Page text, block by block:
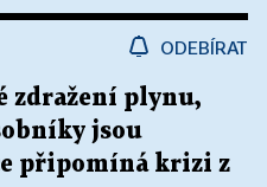
ODEBÍRAT
zdražení plynu,
jsou
připomíná krizi z